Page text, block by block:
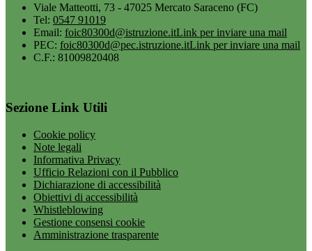
Viale Matteotti, 73 - 47025 Mercato Saraceno (FC)
Tel: 0547 91019
Email: foic80300d@istruzione.itLink per inviare una mail
PEC: foic80300d@pec.istruzione.itLink per inviare una mail
C.F.: 81009820408
Sezione Link Utili
Cookie policy
Note legali
Informativa Privacy
Ufficio Relazioni con il Pubblico
Dichiarazione di accessibilità
Obiettivi di accessibilità
Whistleblowing
Gestione consensi cookie
Amministrazione trasparente